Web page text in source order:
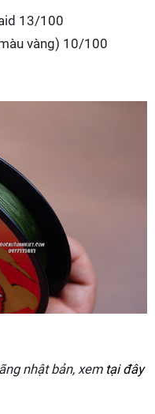
13/100
vàng) 10/100
nhật bản, xem tại đây